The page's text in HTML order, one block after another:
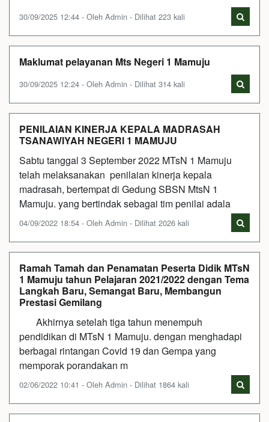
30/09/2025 12:44 - Oleh Admin - Dilihat 223 kali
Maklumat pelayanan Mts Negeri 1 Mamuju
30/09/2025 12:24 - Oleh Admin - Dilihat 314 kali
PENILAIAN KINERJA KEPALA MADRASAH
TSANAWIYAH NEGERI 1 MAMUJU
Sabtu tanggal 3 September 2022 MTsN 1 Mamuju
telah melaksanakan penilaian kinerja kepala
madrasah, bertempat di Gedung SBSN MtsN 1
Mamuju. yang bertindak sebagai tim penilai adala
04/09/2022 18:54 - Oleh Admin - Dilihat 2026 kali
Ramah Tamah dan Penamatan Peserta Didik MTsN
1 Mamuju tahun Pelajaran 2021/2022 dengan Tema
Langkah Baru, Semangat Baru, Membangun
Prestasi Gemilang
Akhirnya setelah tiga tahun menempuh
pendidikan di MTsN 1 Mamuju. dengan menghadapi
berbagai rintangan Covid 19 dan Gempa yang
memporak porandakan m
02/06/2022 10:41 - Oleh Admin - Dilihat 1864 kali